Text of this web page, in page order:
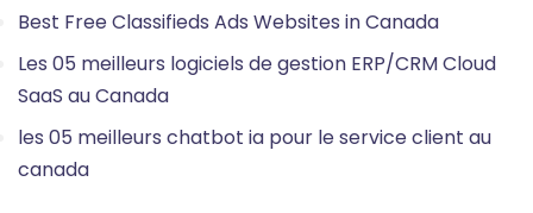
Best Free Classifieds Ads Websites in Canada
Les 05 meilleurs logiciels de gestion ERP/CRM Cloud
SaaS au Canada
les 05 meilleurs chatbot ia pour le service client au
canada